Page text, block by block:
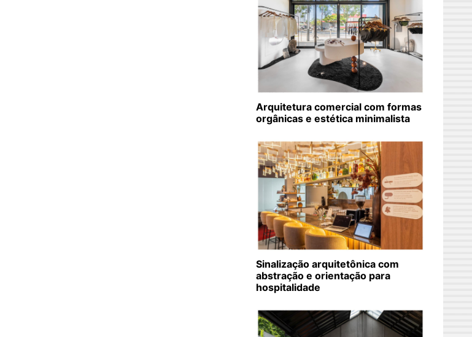
Arquitetura comercial com formas
orgânicas e estética minimalista
Sinalização arquitetônica com
abstração e orientação para
hospitalidade